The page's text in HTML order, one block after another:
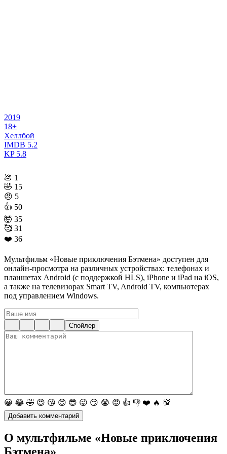
2019
18+
Хеллбой
IMDB 5.2
KP5.8
💩 1
🤣 15
😠 5
👍 50
🤯 35
🥰 31
❤️ 36
Мультфильм «Новые приключения Бэтмена» доступен для
онлайн-просмотра на различных устройствах: телефонах и
планшетах Android (с поддержкой HLS), iPhone и iPad на iOS,
а также на телевизорах Smart TV, Android TV, компьютерах
под управлением Windows.
Спойлер
😀 😂 🤣 😍 😘 😊 😎 😜 😏 😭 😡 👍 👎 ❤️ 🔥 💯
О мультфильме «Новые приключения